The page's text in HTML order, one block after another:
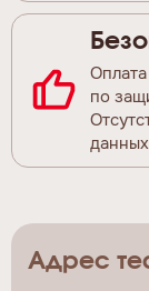
по
Адрес